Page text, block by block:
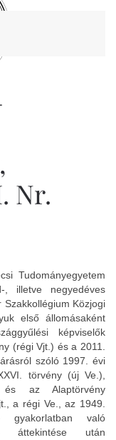
Nr.
Tudományegyetem
, illetve negyedéves
Közjogi
első állomásaként
képviselők
(régi Vjt.) és a 2011.
szóló 1997. évi
törvény (új Ve.),
az Alaptörvény
a régi Ve., az 1949.
való
áttekintése után